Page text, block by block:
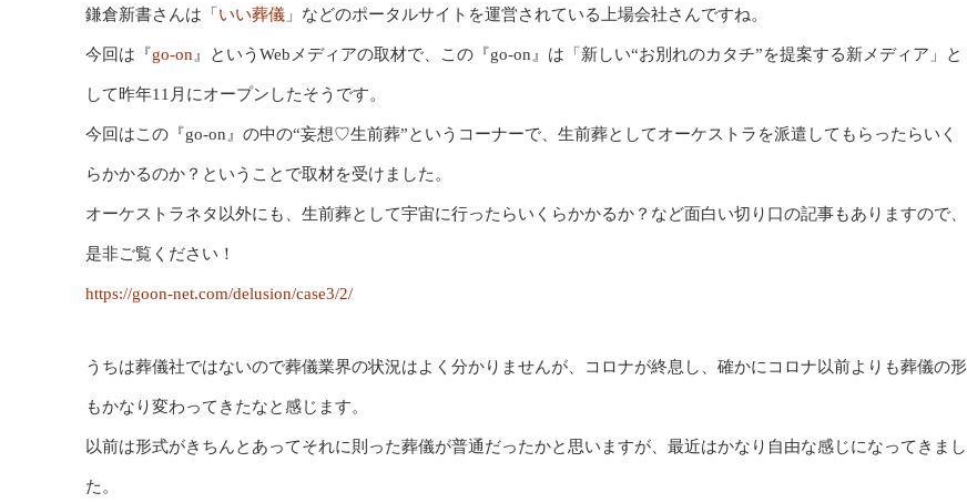
鎌倉新書さんは「 いい葬儀 」などのポータルサイトを運営されている上場会社さんですね。
今回は『go-on 』というWebメディアの取材で、この『go-on』は「新しい“お別れのカタチ”を提案する新メディア」と
して昨年11月にオープンしたそうです。
今回はこの『go-on』の中の“妄想♡生前葬”というコーナーで、生前葬としてオーケストラを派遣してもらったらいく
らかかるのか？ということで取材を受けました。
オーケストラネタ以外にも、生前葬として宇宙に行ったらいくらかかるか？など面白い切り口の記事もありますので、
是非ご覧ください！
https://goon-net.com/delusion/case3/2/
うちは葬儀社ではないので葬儀業界の状況はよく分かりませんが、コロナが終息し、確かにコロナ以前よりも葬儀の形
もかなり変わってきたなと感じます。
以前は形式がきちんとあってそれに則った葬儀が普通だったかと思いますが、最近はかなり自由な感じになってきまし
た。